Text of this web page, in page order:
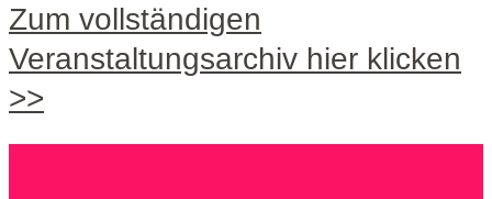
Zum vollständigen
Veranstaltungsarchiv hier klicken
>>